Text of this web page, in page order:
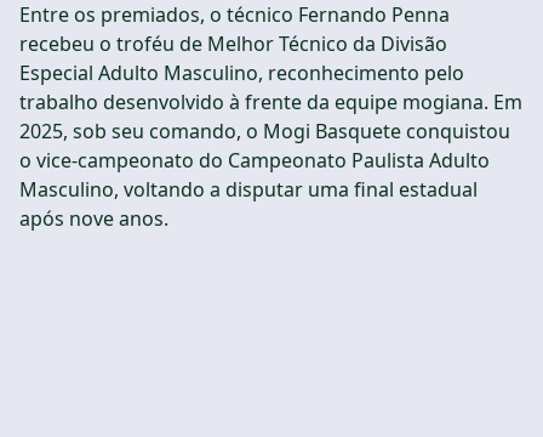
Entre os premiados, o técnico Fernando Penna
recebeu o troféu de Melhor Técnico da Divisão
Especial Adulto Masculino, reconhecimento pelo
trabalho desenvolvido à frente da equipe mogiana. Em
2025, sob seu comando, o Mogi Basquete conquistou
o vice-campeonato do Campeonato Paulista Adulto
Masculino, voltando a disputar uma final estadual
após nove anos.